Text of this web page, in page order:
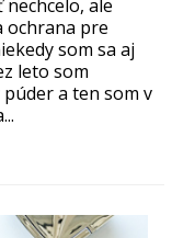
ale
ochrana pre
som sa aj
leto som
a ten som v